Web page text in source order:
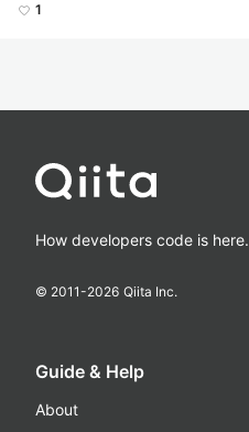
1
How developers code is here.
© 2011-2026 Qiita Inc.
Guide & Help
About